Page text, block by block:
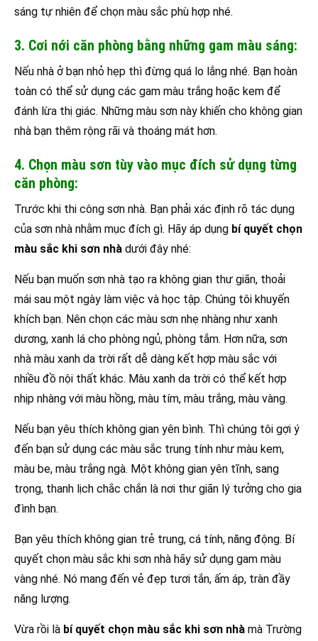
sáng tự nhiên để chọn màu sắc phù hợp nhé.
3. Cơi nới căn phòng bằng những gam màu sáng:
Nếu nhà ở bạn nhỏ hẹp thì đừng quá lo lắng nhé. Bạn hoàn
toàn có thể sử dụng các gam màu trắng hoặc kem để
đánh lừa thị giác. Những màu sơn này khiến cho không gian
nhà bạn thêm rộng rãi và thoáng mát hơn.
4. Chọn màu sơn tùy vào mục đích sử dụng từng
căn phòng:
Trước khi thi công sơn nhà. Bạn phải xác định rõ tác dụng
của sơn nhà nhằm mục đích gì. Hãy áp dụng bí quyết chọn
màu sắc khi sơn nhà dưới đây nhé:
Nếu bạn muốn sơn nhà tạo ra không gian thư giãn, thoải
mái sau một ngày làm việc và học tập. Chúng tôi khuyến
khích bạn. Nên chọn các màu sơn nhẹ nhàng như xanh
dương, xanh lá cho phòng ngủ, phòng tắm. Hơn nữa, sơn
nhà màu xanh da trời rất dễ dàng kết hợp màu sắc với
nhiều đồ nội thất khác. Màu xanh da trời có thể kết hợp
nhịp nhàng với màu hồng, màu tím, màu trắng, màu vàng.
Nếu bạn yêu thích không gian yên bình. Thì chúng tôi gợi ý
đến bạn sử dụng các màu sắc trung tính như màu kem,
màu be, màu trắng ngà. Một không gian yên tĩnh, sang
trọng, thanh lịch chắc chắn là nơi thư giãn lý tưởng cho gia
đình bạn.
Bạn yêu thích không gian trẻ trung, cá tính, năng động. Bí
quyết chọn màu sắc khi sơn nhà hãy sử dụng gam màu
vàng nhé. Nó mang đến vẻ đẹp tươi tắn, ấm áp, tràn đầy
năng lượng.
Vừa rồi là bí quyết chọn màu sắc khi sơn nhà mà Trường